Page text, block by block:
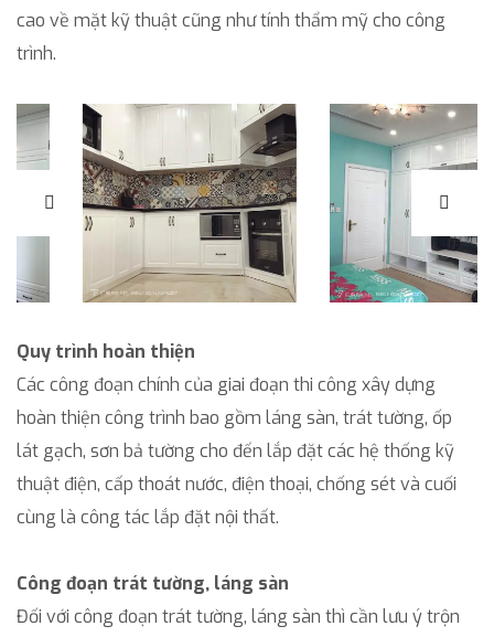
cao về mặt kỹ thuật cũng như tính thẩm mỹ cho công
trình.
Quy trình hoàn thiện
Các công đoạn chính của giai đoạn thi công xây dựng
hoàn thiện công trình bao gồm láng sàn, trát tường, ốp
lát gạch, sơn bả tường cho đến lắp đặt các hệ thống kỹ
thuật điện, cấp thoát nước, điện thoại, chống sét và cuối
cùng là công tác lắp đặt nội thất.
Công đoạn trát tường, láng sàn
Đối với công đoạn trát tường, láng sàn thì cần lưu ý trộn